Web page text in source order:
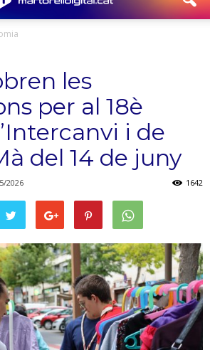
les
per al 18è
i de
del 14 de juny
2026 1642